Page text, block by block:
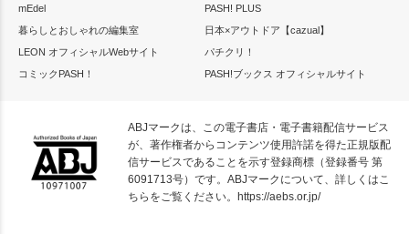
mEdel
PASH! PLUS
暮らしとおしゃれの編集室
日本×アウトドア【cazual】
LEON オフィシャルWebサイト
パチクリ！
コミックPASH！
PASH!ブックス オフィシャルサイト
ABJマークは、この電子書店・電子書籍配信サービス
が、著作権者からコンテンツ使用許諾を得た正規版配
信サービスであることを示す登録商標（登録番号 第
6091713号）です。ABJマークについて、詳しくはこ
ちらをご覧ください。
https://aebs.or.jp/